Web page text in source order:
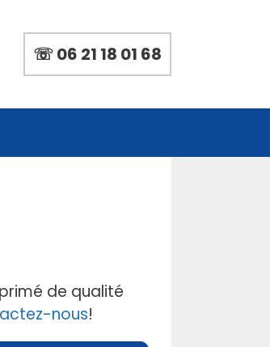
☏ 06 21 18 01 68
de qualité
nous!